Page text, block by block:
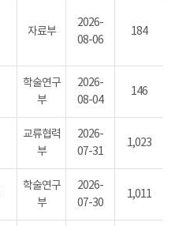
자료부
2026-
08-06
184
학술연구
부
2026-
08-04
146
교류협력
부
2026-
07-31
1,023
학술연구
부
2026-
07-30
1,011